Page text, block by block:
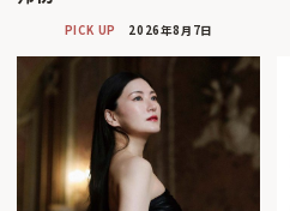
PICK UP 2026年8月7日